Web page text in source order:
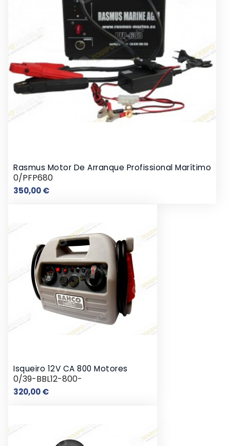
Rasmus Motor De Arranque Profissional Marítimo
0/PFP680
350,00 €Preço
Isqueiro 12V CA 800 Motores
0/39-BBL12-800-
320,00 €Preço